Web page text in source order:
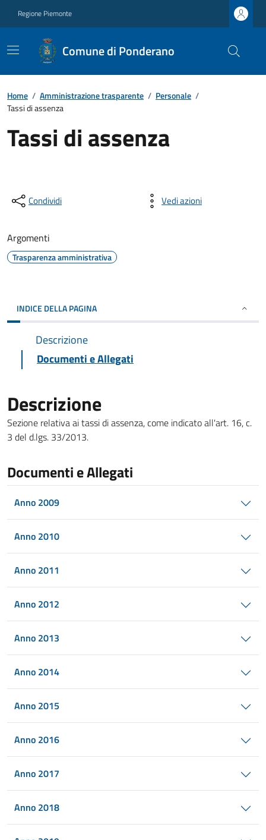
Regione Piemonte
Comune di Ponderano
Home / Amministrazione trasparente / Personale /
Tassi di assenza
Tassi di assenza
Condividi Vedi azioni
Argomenti
Trasparenza amministrativa
INDICE DELLA PAGINA
Descrizione
Documenti e Allegati
Descrizione
Sezione relativa ai tassi di assenza, come indicato all'art. 16, c.
3 del d.lgs. 33/2013.
Documenti e Allegati
Anno 2009
Anno 2010
Anno 2011
Anno 2012
Anno 2013
Anno 2014
Anno 2015
Anno 2016
Anno 2017
Anno 2018